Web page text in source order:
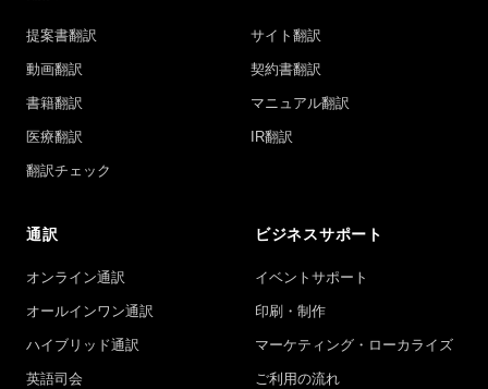
提案書翻訳 サイト翻訳
動画翻訳 契約書翻訳
書籍翻訳 マニュアル翻訳
医療翻訳 IR翻訳
翻訳チェック
通訳
オンライン通訳
オールインワン通訳
ハイブリッド通訳
英語司会
ビジネスサポート
イベントサポート
印刷・制作
マーケティング・ローカライズ
ご利用の流れ